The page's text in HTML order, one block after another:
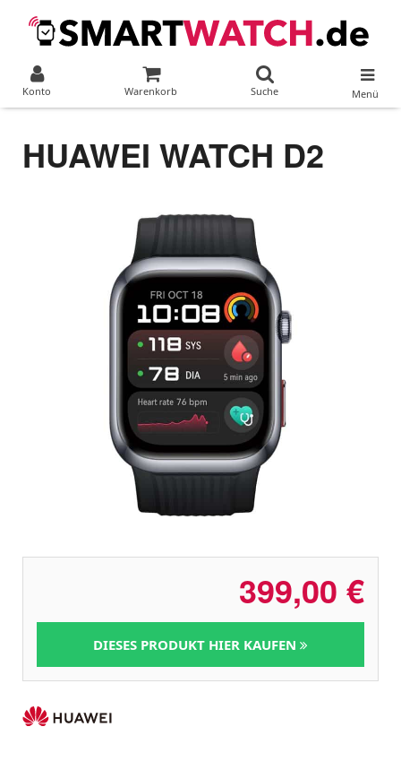
Konto Warenkorb Suche Menü
HUAWEI WATCH D2
399,00 €
DIESES PRODUKT HIER KAUFEN